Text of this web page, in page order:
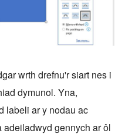
wrth drefnu'r siart nes i
dymunol. Yna,
labeli ar y nodau ac
adeiladwyd gennych ar ôl